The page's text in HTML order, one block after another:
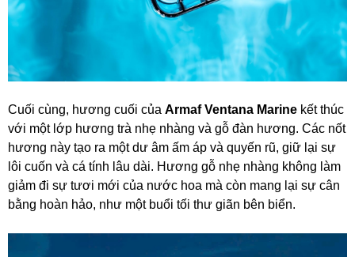
Cuối cùng, hương cuối của Armaf Ventana Marine kết thúc
với một lớp hương trà nhẹ nhàng và gỗ đàn hương. Các nốt
hương này tạo ra một dư âm ấm áp và quyến rũ, giữ lại sự
lôi cuốn và cá tính lâu dài. Hương gỗ nhẹ nhàng không làm
giảm đi sự tươi mới của nước hoa mà còn mang lại sự cân
bằng hoàn hảo, như một buổi tối thư giãn bên biển.